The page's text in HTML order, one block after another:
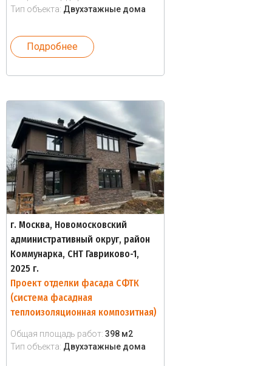
Тип объекта: Двухэтажные дома
Подробнее
г. Москва, Новомосковский
административный округ, район
Коммунарка, СНТ Гавриково-1,
2025 г.
Проект отделки фасада СФТК
(система фасадная
теплоизоляционная композитная)
Общая площадь работ: 398 м2
Тип объекта: Двухэтажные дома